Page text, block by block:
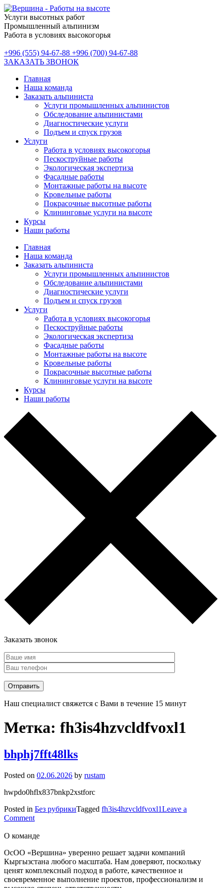
Услуги высотных работ
Промышленный альпинизм
Работа в условиях высокогорья
+996 (555) 94-67-88 +996 (700) 94-67-88
ЗАКАЗАТЬ ЗВОНОК
Главная
Наша команда
Заказать альпиниста
Услуги промышленных альпинистов
Обследование альпинистами
Диагностические услуги
Подъем и спуск грузов
Услуги
Работа в условиях высокогорья
Пескоструйные работы
Экологическая экспертиза
Фасадные работы
Монтажные работы на высоте
Кровельные работы
Покрасочные высотные работы
Клининговые услуги на высоте
Курсы
Наши работы
Главная
Наша команда
Заказать альпиниста
Услуги промышленных альпинистов
Обследование альпинистами
Диагностические услуги
Подъем и спуск грузов
Услуги
Работа в условиях высокогорья
Пескоструйные работы
Экологическая экспертиза
Фасадные работы
Монтажные работы на высоте
Кровельные работы
Покрасочные высотные работы
Клининговые услуги на высоте
Курсы
Наши работы
Заказать звонок
Наш специалист свяжется с Вами в течение 15 минут
Метка: fh3is4hzvcldfvoxl1
bhphj7fft48lks
Posted on 02.06.2026 by rustam
hwpdo0hflx837bnkp2xstforc
Posted in Без рубрикиTagged fh3is4hzvcldfvoxl1Leave a
Commenton
О команде
ОсОО «Вершина» уверенно решает задачи компаний
Кыргызстана любого масштаба. Нам доверяют, поскольку
ценят комплексный подход в работе, качественное и
своевременное выполнение проектов, профессионализм и